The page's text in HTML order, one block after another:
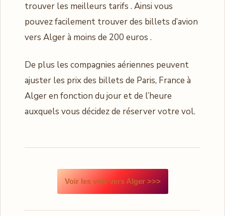
trouver les meilleurs tarifs . Ainsi vous
pouvez facilement trouver des billets d’avion
vers Alger à moins de 200 euros .
De plus les compagnies aériennes peuvent
ajuster les prix des billets de Paris, France à
Alger en fonction du jour et de l’heure
auxquels vous décidez de réserver votre vol.
Voir les vols vers Alger >>>